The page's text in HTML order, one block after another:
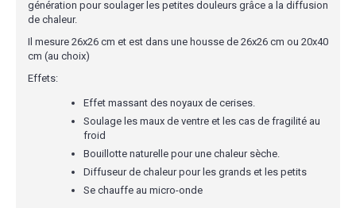
génération pour soulager les petites douleurs grâce a la diffusion
de chaleur.
Il mesure 26x26 cm et est dans une housse de 26x26 cm ou 20x40
cm (au choix)
Effets:
Effet massant des noyaux de cerises.
Soulage les maux de ventre et les cas de fragilité au
froid
Bouillotte naturelle pour une chaleur sèche.
Diffuseur de chaleur pour les grands et les petits
Se chauffe au micro-onde